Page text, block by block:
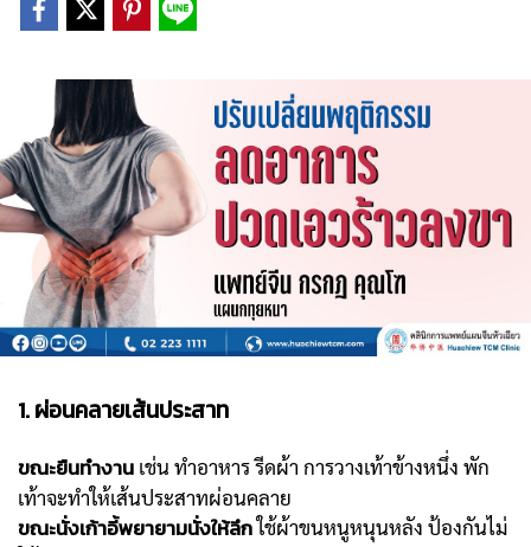
1. ผ่อนคลายเส้นประสาท
ขณะยืนทำงาน เช่น ทำอาหาร รีดผ้า การวางเท้าข้างหนึ่ง พัก
เท้าจะทำให้เส้นประสาทผ่อนคลาย
ขณะนั่งเก้าอี้พยายามนั่งให้ลึกใช้ผ้าขนหนูหนุนหลัง ป้องกันไม่